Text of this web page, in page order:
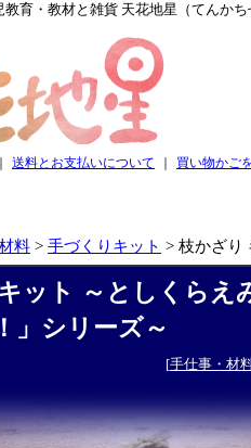
育・教材と雑貨 天花地星（てんかち
送料とお支払いについて 買い物かご
料 > 手づくりキット > 枝かざり
ット ～としくらえ
」シリーズ～
[手仕事・材